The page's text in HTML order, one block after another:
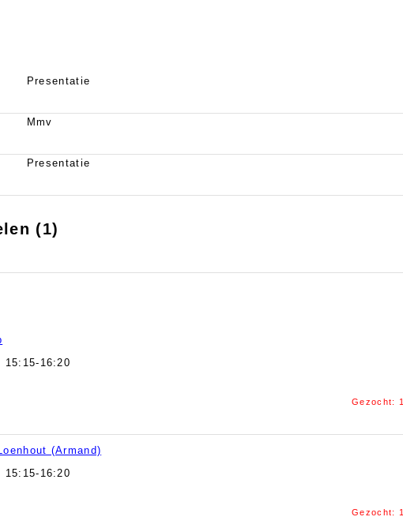
Presentatie
Mmv
Presentatie
(1)
15:15-16:20
Gezocht: 1
(Armand)
15:15-16:20
Gezocht: 1